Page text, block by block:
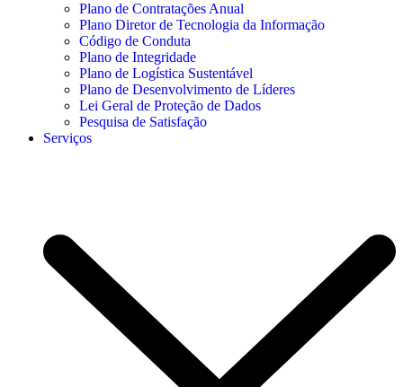
Plano de Contratações Anual
Plano Diretor de Tecnologia da Informação
Código de Conduta
Plano de Integridade
Plano de Logística Sustentável
Plano de Desenvolvimento de Líderes
Lei Geral de Proteção de Dados
Pesquisa de Satisfação
Serviços